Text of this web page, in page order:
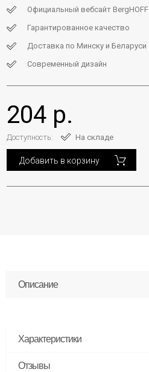
Официальный вебсайт BergHOFF
Гарантированное качество
Доставка по Минску и Беларуси
Современный дизайн
204 р.
Доступность: На складе
Добавить в корзину
Описание
Характеристики
Отзывы